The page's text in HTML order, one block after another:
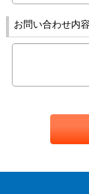
お問い合わせ内容